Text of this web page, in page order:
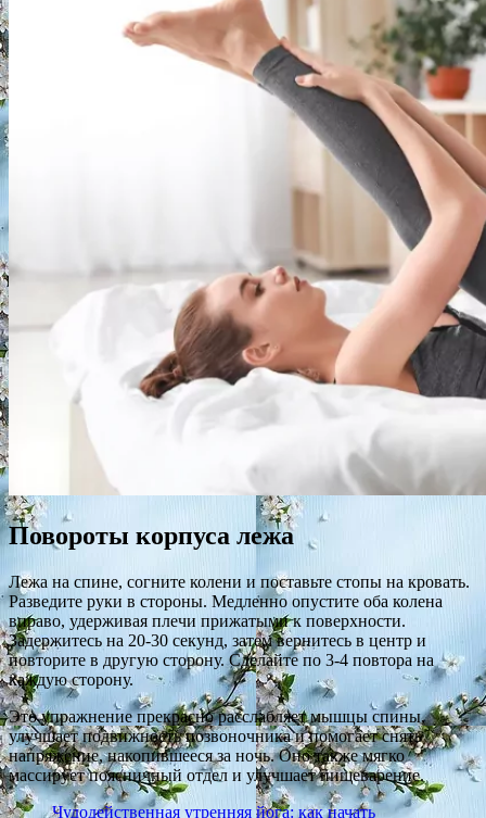
Повороты корпуса лежа
Лежа на спине, согните колени и поставьте стопы на кровать.
Разведите руки в стороны. Медленно опустите оба колена
вправо, удерживая плечи прижатыми к поверхности.
Задержитесь на 20-30 секунд, затем вернитесь в центр и
повторите в другую сторону. Сделайте по 3-4 повтора на
каждую сторону.
Это упражнение прекрасно расслабляет мышцы спины,
улучшает подвижность позвоночника и помогает снять
напряжение, накопившееся за ночь. Оно также мягко
массирует поясничный отдел и улучшает пищеварение.
Чудодейственная утренняя йога: как начать